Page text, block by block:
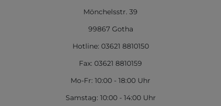
Mönchelsstr. 39
99867 Gotha
Hotline: 03621 8810150
Fax: 03621 8810159
Mo-Fr: 10:00 - 18:00 Uhr
Samstag: 10:00 - 14:00 Uhr